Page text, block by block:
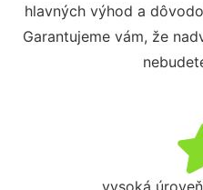
hlavných výhod a
Garantujeme vám, že
vysoká